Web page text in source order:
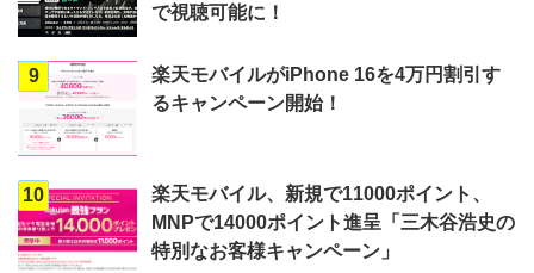
で視聴可能に！
9
楽天モバイルがiPhone 16を4万円割引す
るキャンペーン開始！
10
楽天モバイル、新規で11000ポイント、
MNPで14000ポイント進呈「三木谷浩史の
特別なお客様キャンペーン」